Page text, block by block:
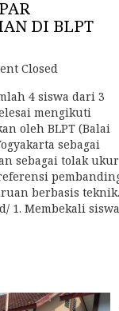
DI BLPT
Closed
4 siswa dari 3
mengikuti
oleh BLPT (Balai
sebagai
sebagai tolak ukur
berbasis teknik.
1. Membekali siswa